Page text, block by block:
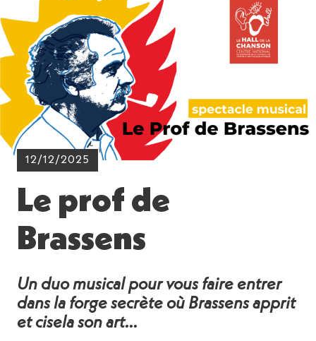
12/12/2025
Le prof de
Brassens
Un duo musical pour vous faire entrer
dans la forge secrète où Brassens apprit
et cisela son art...